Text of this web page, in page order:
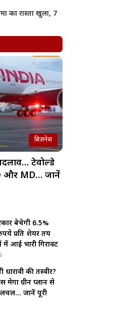
का रास्ता खुला, 7
बिज़नेस
टेवोल्डे
और MD… जानें
बेचेगी 6.5%
प्रति शेयर तय
आई भारी गिरावट
की तस्वीर?
मेगा ग्रीन प्लान से
जानें पूरी